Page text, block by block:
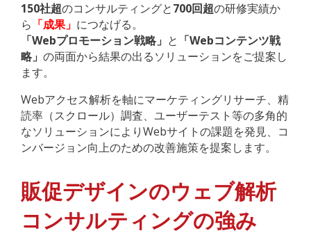
150社超のコンサルティングと700回超の研修実績か
ら 「成果」 につなげる。
「Webプロモーション戦略」 と 「Webコンテンツ戦
略」 の両面から結果の出るソリューションをご提案し
ます。
Webアクセス解析を軸にマーケティングリサーチ、精
読率（スクロール）調査、ユーザーテスト等の多角的
なソリューションによりWebサイトの課題を発見、コ
ンバージョン向上のための改善施策を提案します。
販促デザインのウェブ解析
コンサルティングの強み